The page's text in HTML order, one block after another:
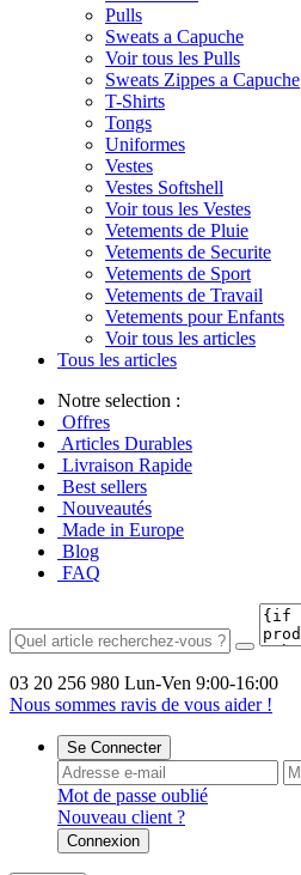
Pulls
Sweats a Capuche
Voir tous les Pulls
Sweats Zippes a Capuche
T-Shirts
Tongs
Uniformes
Vestes
Vestes Softshell
Voir tous les Vestes
Vetements de Pluie
Vetements de Securite
Vetements de Sport
Vetements de Travail
Vetements pour Enfants
Voir tous les articles
Tous les articles
Notre selection :
Offres
Articles Durables
Livraison Rapide
Best sellers
Nouveautés
Made in Europe
Blog
FAQ
03 20 256 980 Lun-Ven 9:00-16:00
Nous sommes ravis de vous aider !
Se Connecter
Mot de passe oublié
Nouveau client ?
Connexion